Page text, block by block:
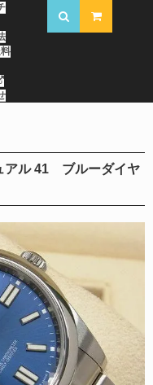
アル 41 ブルーダイヤ